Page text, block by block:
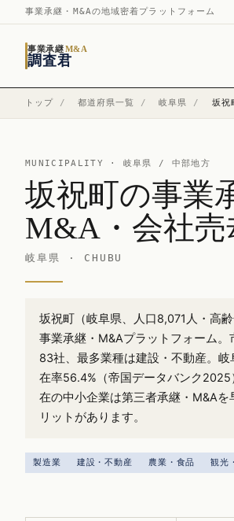
事業承継・M&Aの地域密着プラットフォーム
事業承継M&A
調査君
トップ / 都道府県一覧 / 岐阜県 / 坂祝
MUNICIPALITY · 岐阜県 / 中部地方
坂祝町の事業
M&A・会社売
岐阜県 · CHUBU
坂祝町（岐阜県、人口8,071人・高
事業承継・M&Aプラットフォーム。
83社、最多業種は建設・不動産。岐
在率56.4%（帝国データバンク2025
在の中小企業は第三者承継・M&Aを
リットがあります。
製造業 建設・不動産 農業・食品 観光